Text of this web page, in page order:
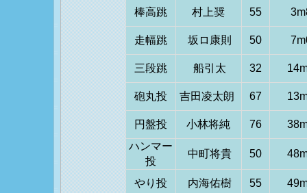
棒高跳 村上奨 55
走幅跳 坂ロ康則 50
三段跳 船引太 32
砲丸投 吉田凌太朗 67
円盤投 小林将純 76
ハンマー
投
中町将貴 50
やり投 内海佑樹 55